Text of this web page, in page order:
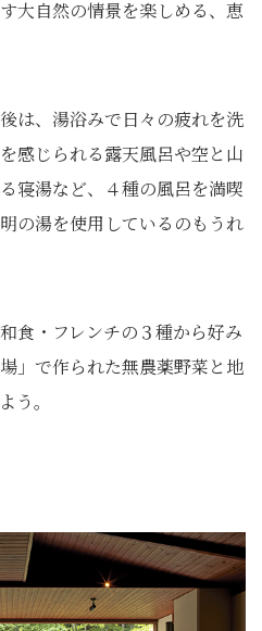
大自然の情景を楽しめる、恵
は、湯浴みで日々の疲れを洗
感じられる露天風呂や空と山
寝湯など、４種の風呂を満喫
の湯を使用しているのもうれ
食・フレンチの３種から好み
」で作られた無農薬野菜と地
う。